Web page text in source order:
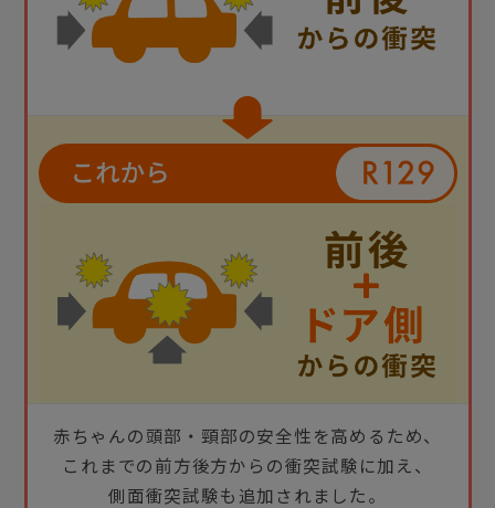
赤ちゃんの頭部・頸部の安全性を高めるため、
これまでの前方後方からの衝突試験に加え、
側面衝突試験も追加されました。